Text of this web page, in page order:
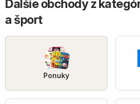
Ďalšie obchody z
a šport
Ponuky